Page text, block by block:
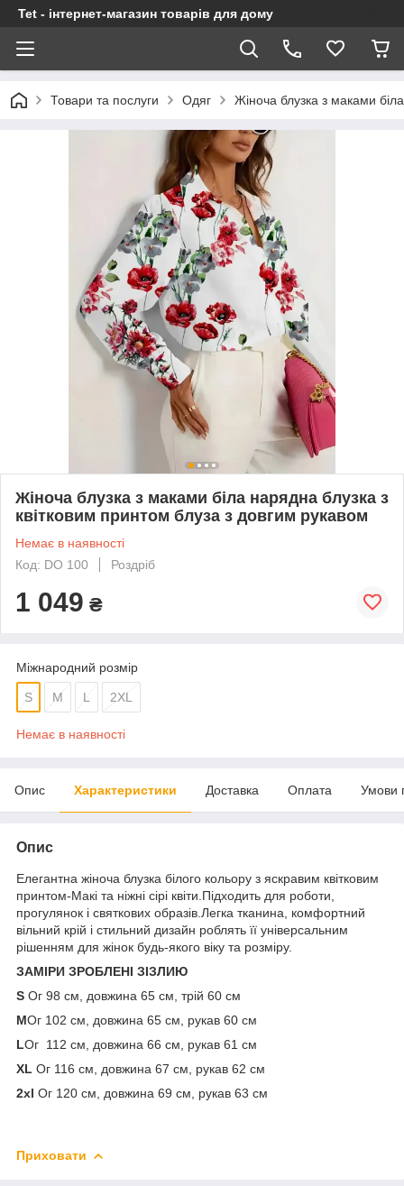
Tet - інтернет-магазин товарів для дому
Товари та послуги Одяг Жіноча блузка з маками
Жіноча блузка з маками біла нарядна блузка з
квітковим принтом блуза з довгим рукавом
Немає в наявності
Код: DO 100
Роздріб
1 049 ₴
Міжнародний розмір
S M L 2XL
Немає в наявності
Опис Характеристики Доставка Оплата Умови
Опис
Елегантна жіноча блузка білого кольору з яскравим квітковим
принтом-Макі та ніжні сірі квіти.Підходить для роботи,
прогулянок і святкових образів.Легка тканина, комфортний
вільний крій і стильний дизайн роблять її універсальним
рішенням для жінок будь-якого віку та розміру.
ЗАМІРИ ЗРОБЛЕНІ ЗІЗЛИЮ
S Ог 98 см, довжина 65 см, трій 60 см
МОг 102 см, довжина 65 см, рукав 60 см
LОг 112 см, довжина 66 см, рукав 61 см
XL Ог 116 см, довжина 67 см, рукав 62 см
2xl Ог 120 см, довжина 69 см, рукав 63 см
Приховати